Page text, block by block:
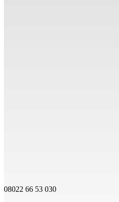
08022 66 53 030